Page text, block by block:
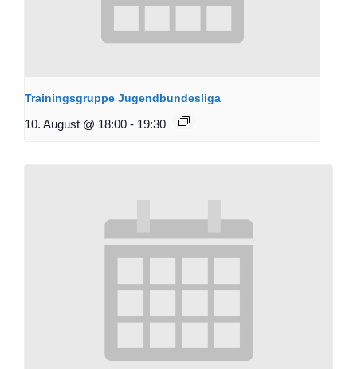
Trainingsgruppe Jugendbundesliga
10. August @ 18:00 - 19:30